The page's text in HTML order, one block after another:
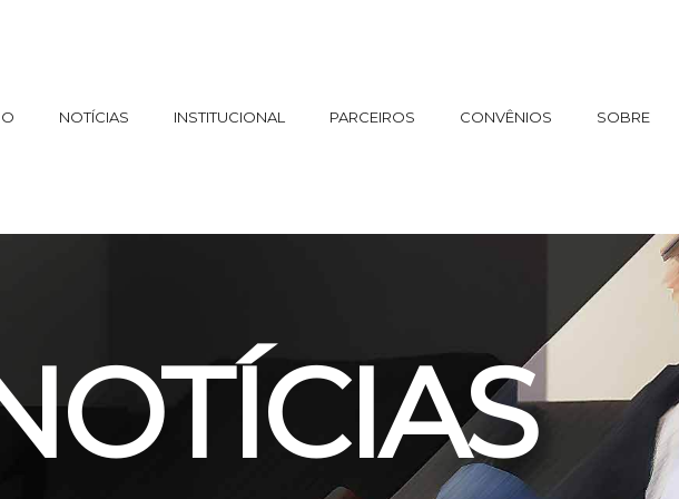
NOTÍCIAS INSTITUCIONAL PARCEIROS CONVÊNIOS SOBRE